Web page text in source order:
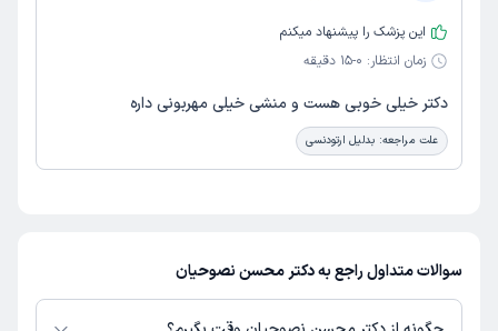
این پزشک را پیشنهاد میکنم
زمان انتظار: 0-15 دقیقه
دکتر خیلی خوبی هست و منشی خیلی مهربونی داره
علت مراجعه: بدلیل ارتودنسی
سوالات متداول راجع به دکتر محسن نصوحیان